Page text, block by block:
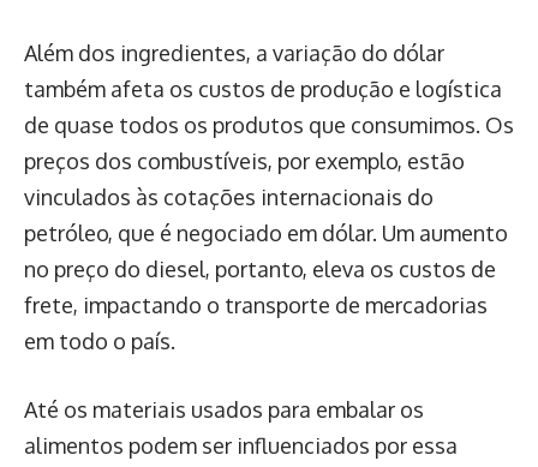
Além dos ingredientes, a variação do dólar
também afeta os custos de produção e logística
de quase todos os produtos que consumimos. Os
preços dos combustíveis, por exemplo, estão
vinculados às cotações internacionais do
petróleo, que é negociado em dólar. Um aumento
no preço do diesel, portanto, eleva os custos de
frete, impactando o transporte de mercadorias
em todo o país.
Até os materiais usados para embalar os
alimentos podem ser influenciados por essa